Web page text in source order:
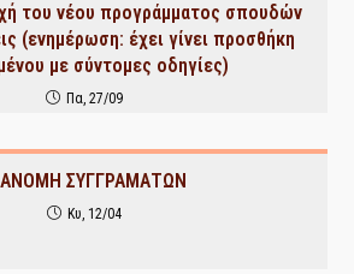
του νέου προγράμματος σπουδών
(ενημέρωση: έχει γίνει προσθήκη
με σύντομες οδηγίες)
Πα, 27/09
ΣΥΓΓΡΑΜΑΤΩΝ
Κυ, 12/04